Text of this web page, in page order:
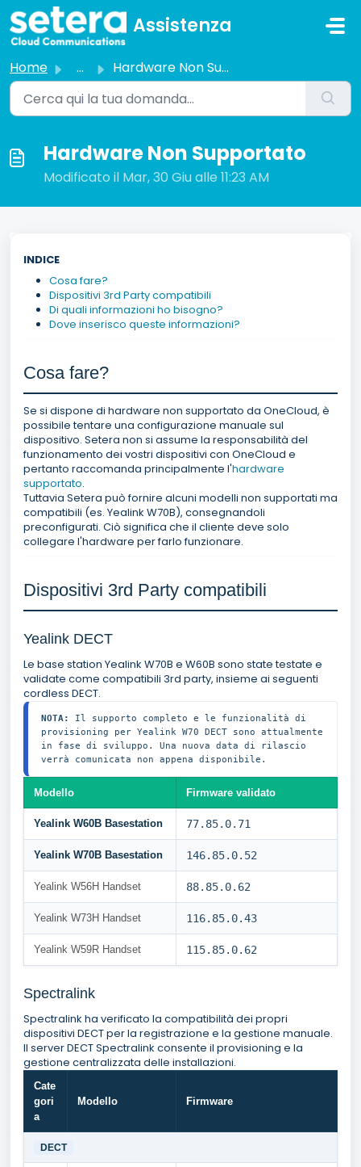
Salta al contenuto principale
Assistenza
Home ... Hardware Non Supportato
Hardware Non Supportato
Modificato il Mar, 30 Giu alle 11:23 AM
INDICE
Cosa fare?
Dispositivi 3rd Party compatibili
Di quali informazioni ho bisogno?
Dove inserisco queste informazioni?
Cosa fare?
Se si dispone di hardware non supportato da OneCloud, è
possibile tentare una configurazione manuale sul
dispositivo. Setera non si assume la responsabilità del
funzionamento dei vostri dispositivi con OneCloud e
pertanto raccomanda principalmente l'hardware
supportato.
Tuttavia Setera può fornire alcuni modelli non supportati ma
compatibili (es. Yealink W70B), consegnandoli
preconfigurati. Ciò significa che il cliente deve solo
collegare l'hardware per farlo funzionare.
Dispositivi 3rd Party compatibili
Yealink DECT
Le base station Yealink W70B e W60B sono state testate e
validate come compatibili 3rd party, insieme ai seguenti
cordless DECT.
NOTA:
Il supporto completo e le funzionalità di
provisioning per Yealink W70 DECT sono attualmente
in fase di sviluppo. Una nuova data di rilascio
verrà comunicata non appena disponibile.
Modello Firmware validato
Yealink W60B Basestation 77.85.0.71
Yealink W70B Basestation 146.85.0.52
Yealink W56H Handset 88.85.0.62
Yealink W73H Handset 116.85.0.43
Yealink W59R Handset 115.85.0.62
Spectralink
Spectralink ha verificato la compatibilità dei propri
dispositivi DECT per la registrazione e la gestione manuale.
Il server DECT Spectralink consente il provisioning e la
gestione centralizzata delle installazioni.
Cate
gori
a
Modello Firmware
DECT